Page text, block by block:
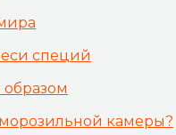
специй
камеры?